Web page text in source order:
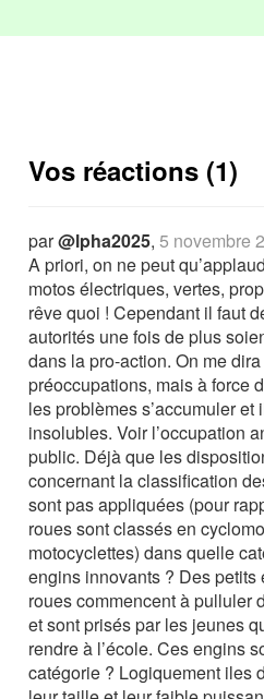
Vos réactions (1)
par@lpha2025,5 novembre
A priori, on ne peut
motos électriques, vertes,
rêve quoi ! Cependant il faut
autorités une fois de plus
dans la pro-action. On me dira
préoccupations, mais à force
les problèmes s’accumuler
insolubles. Voir l’occupation
public. Déjà que les
concernant la classification
sont pas appliquées (pour
roues sont classés en
motocyclettes) dans quelle
engins innovants ? Des
roues commencent à pulluler
et sont prisés par les jeunes
rendre à l’école. Ces engins
catégorie ? Logiquement iles